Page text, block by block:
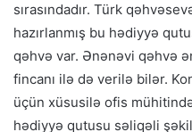
sırasındadır. Türk
hazırlanmış bu hədiyyə
qəhvə var. Ənənəvi qəhvə
fincanı ilə də verilə bilər.
üçün xüsusilə ofis
hədiyyə qutusu səliqəli